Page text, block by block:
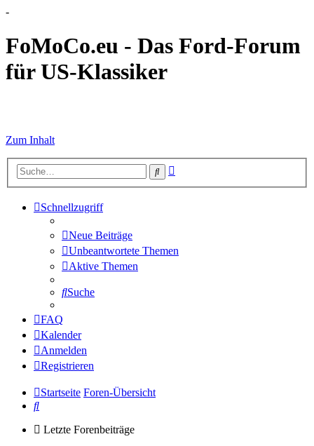
-
FoMoCo.eu - Das Ford-Forum
für US-Klassiker
Zum Inhalt
Suche
Schnellzugriff
Neue Beiträge
Unbeantwortete Themen
Aktive Themen
Suche
FAQ
Kalender
Anmelden
Registrieren
Startseite Foren-Übersicht
Suche
Letzte Forenbeiträge